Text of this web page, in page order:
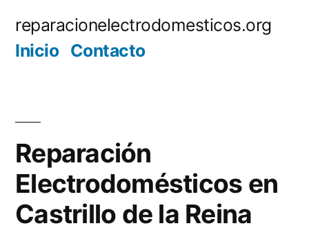
reparacionelectrodomesticos.org
Inicio Contacto
Reparación
Electrodomésticos en
Castrillo de la Reina